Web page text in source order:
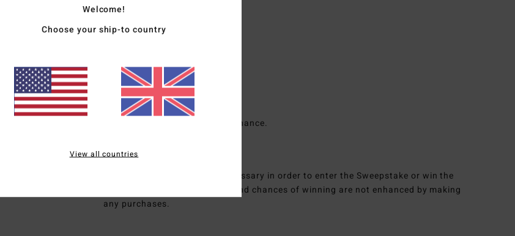
ci-dessus était avéré,
Concours, gagner
ou augmenter
Article 4 – Selection of winner
This Sweepstake is a game of chance.
No purchase of any kind is necessary in order to enter the Sweepstake or win the
Prize (as defined in article 5), and chances of winning are not enhanced by making
any purchases.
Welcome!
Choose your ship-to country
View all countries